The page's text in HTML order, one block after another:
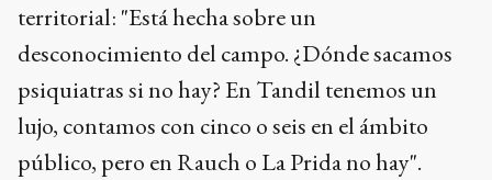
territorial: "Está hecha sobre un
desconocimiento del campo. ¿Dónde sacamos
psiquiatras si no hay? En Tandil tenemos un
lujo, contamos con cinco o seis en el ámbito
público, pero en Rauch o La Prida no hay".